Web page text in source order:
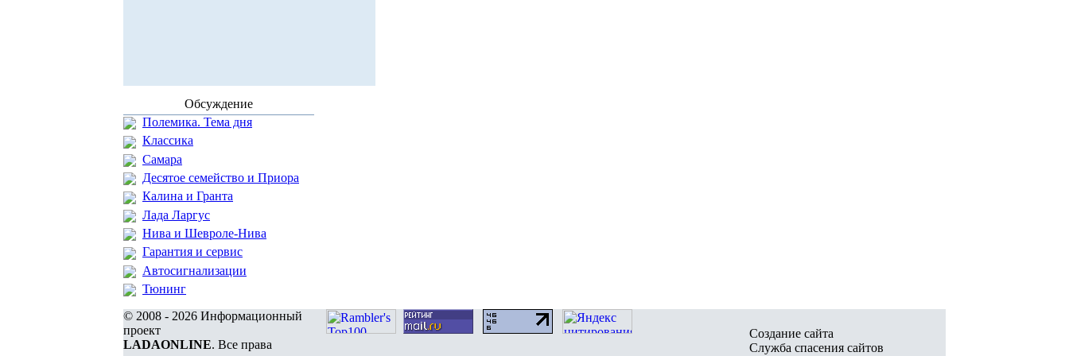
Обсуждение
Полемика. Тема дня
Классика
Самара
Десятое семейство и Приора
Калина и Гранта
Лада Ларгус
Нива и Шевроле-Нива
Гарантия и сервис
Автосигнализации
Тюнинг
© 2008 - 2026 Информационный
проект
LADAONLINE. Все права
Создание сайта
Служба спасения сайтов